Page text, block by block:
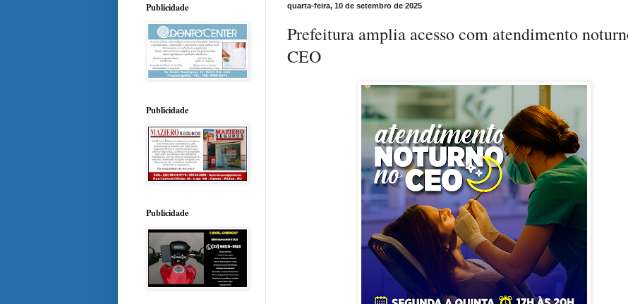
quarta-feira, 10 de setembro de 2025
Prefeitura amplia acesso com atendimento
CEO
Publicidade
Publicidade
Publicidade